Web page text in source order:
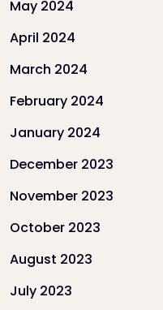
May 2024
April 2024
March 2024
February 2024
January 2024
December 2023
November 2023
October 2023
August 2023
July 2023